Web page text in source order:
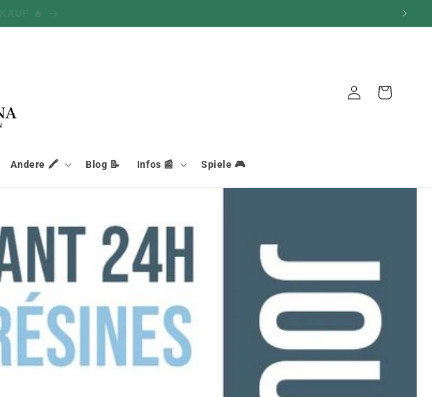
Andere 🖍️ Blog 📝 Infos 📰 Spiele 🎮
VerbindungWarenkorb